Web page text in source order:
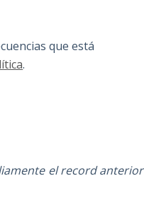
que está
.
el record anterior